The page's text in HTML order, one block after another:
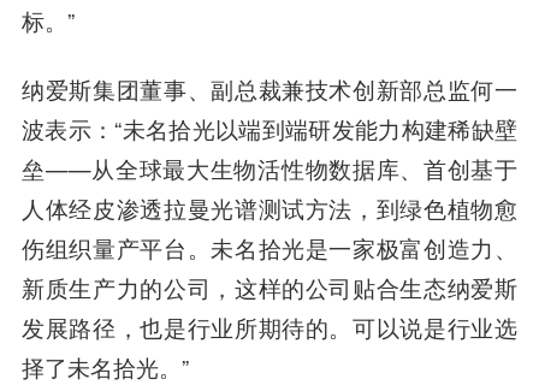
标。”
纳爱斯集团董事、副总裁兼技术创新部总监何一
波表示：“未名拾光以端到端研发能力构建稀缺壁
垒——从全球最大生物活性物数据库、首创基于
人体经皮渗透拉曼光谱测试方法，到绿色植物愈
伤组织量产平台。未名拾光是一家极富创造力、
新质生产力的公司，这样的公司贴合生态纳爱斯
发展路径，也是行业所期待的。可以说是行业选
择了未名拾光。”